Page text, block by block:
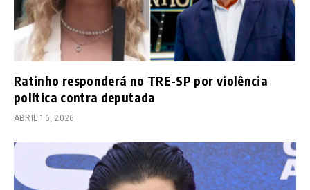
Ratinho responderá no TRE-SP por violência
política contra deputada
ABRIL 16, 2026